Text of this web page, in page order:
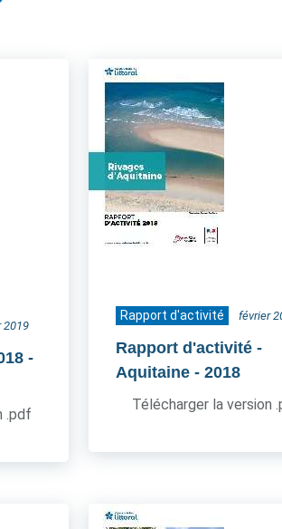
2019
-
.pdf
Rapport d'activité février
Rapport d'activité -
Aquitaine - 2018
Télécharger la version